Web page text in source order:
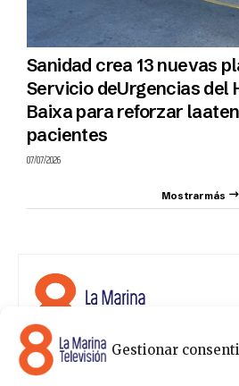
Gestionar
Sanidad crea 13 nuevas
Servicio deUrgencias del
Baixa para reforzar
pacientes
07/07/2026
Mostrar más
8 La Marina Televisión cuenta con
programas para satisfacer las